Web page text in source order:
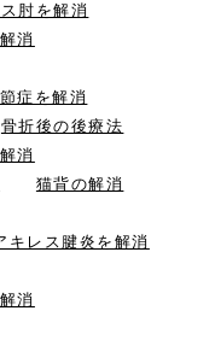
肘を解消
消
症を解消
骨折後の後療法
消
猫背の解消
キレス腱炎を解消
消